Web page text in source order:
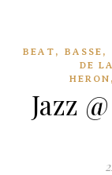
BEAT , BASSE ,
DE
HERON
Jazz